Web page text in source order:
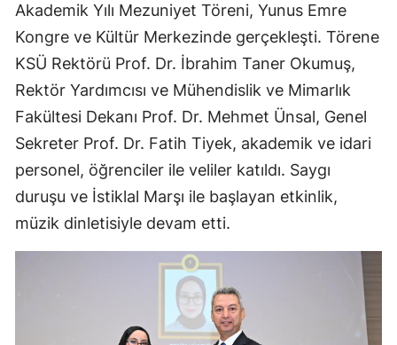
Akademik Yılı Mezuniyet Töreni, Yunus Emre
Kongre ve Kültür Merkezinde gerçekleşti. Törene
KSÜ Rektörü Prof. Dr. İbrahim Taner Okumuş,
Rektör Yardımcısı ve Mühendislik ve Mimarlık
Fakültesi Dekanı Prof. Dr. Mehmet Ünsal, Genel
Sekreter Prof. Dr. Fatih Tiyek, akademik ve idari
personel, öğrenciler ile veliler katıldı. Saygı
duruşu ve İstiklal Marşı ile başlayan etkinlik,
müzik dinletisiyle devam etti.